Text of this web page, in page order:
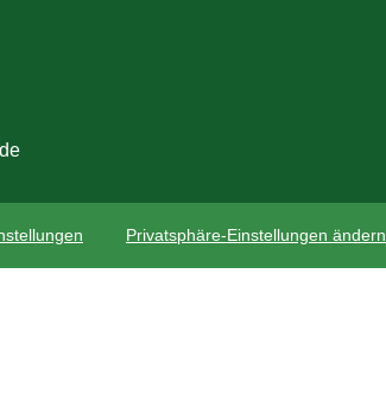
Privatsphäre-Einstellungen ändern